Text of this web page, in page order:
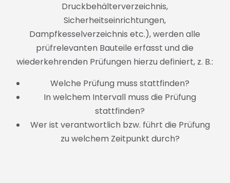
Druckbehälterverzeichnis,
Sicherheitseinrichtungen,
Dampfkesselverzeichnis etc.), werden alle
prüfrelevanten Bauteile erfasst und die
wiederkehrenden Prüfungen hierzu definiert, z. B.:
Welche Prüfung muss stattfinden?
In welchem Intervall muss die Prüfung
stattfinden?
Wer ist verantwortlich bzw. führt die Prüfung
zu welchem Zeitpunkt durch?